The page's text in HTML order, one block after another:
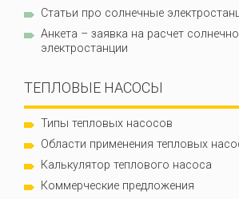
Статьи про солнечные
Анкета – заявка на расчет
электростанции
ТЕПЛОВЫЕ НАСОСЫ
Типы тепловых насосов
Области применения тепловых
Калькулятор теплового насоса
Коммерческие предложения